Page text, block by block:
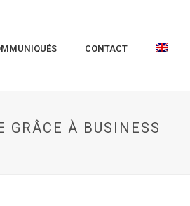
CONTACT
GRÂCE À BUSINESS